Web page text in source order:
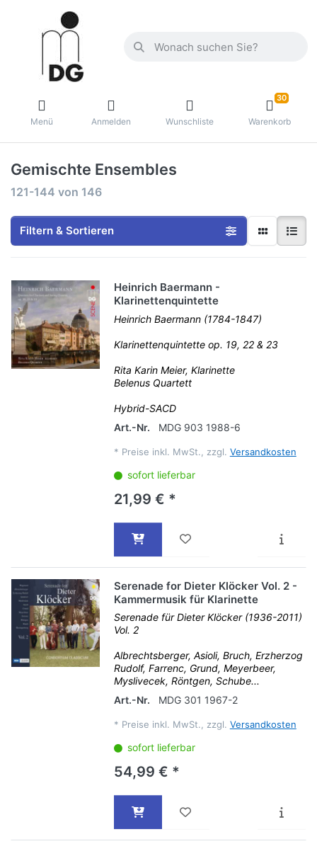
Menü Anmelden Wunschliste
30
Warenkorb
Gemischte Ensembles
121-144 von 146
Filtern & Sortieren
Heinrich Baermann -
Klarinettenquintette
Heinrich Baermann (1784-1847)
Klarinettenquintette op. 19, 22 & 23
Rita Karin Meier, Klarinette
Belenus Quartett
Hybrid-SACD
Art.-Nr.
MDG 903 1988-6
* Preise inkl. MwSt., zzgl. Versandkosten
sofort lieferbar
21,99 € *
Serenade for Dieter Klöcker Vol. 2 -
Kammermusik für Klarinette
Serenade für Dieter Klöcker (1936-2011)
Vol. 2
Albrechtsberger, Asioli, Bruch, Erzherzog
Rudolf, Farrenc, Grund, Meyerbeer,
Myslivecek, Röntgen, Schube...
Art.-Nr.
MDG 301 1967-2
* Preise inkl. MwSt., zzgl. Versandkosten
sofort lieferbar
54,99 € *